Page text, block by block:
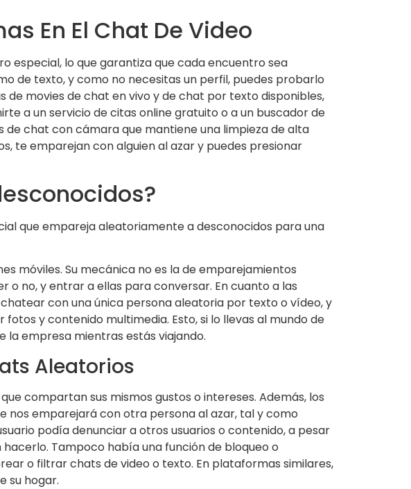
En El Chat De Video
especial, lo que garantiza que cada encuentro sea
de texto, y como no necesitas un perfil, puedes probarlo
de movies de chat en vivo y de chat por texto disponibles,
a un servicio de citas online gratuito o a un buscador de
de chat con cámara que mantiene una limpieza de alta
te emparejan con alguien al azar y puedes presionar
que empareja aleatoriamente a desconocidos para una
móviles. Su mecánica no es la de emparejamientos
o no, y entrar a ellas para conversar. En cuanto a las
con una única persona aleatoria por texto o vídeo, y
y contenido multimedia. Esto, si lo llevas al mundo de
la empresa mientras estás viajando.
Aleatorios
compartan sus mismos gustos o intereses. Además, los
nos emparejará con otra persona al azar, tal y como
podía denunciar a otros usuarios o contenido, a pesar
Tampoco había una función de bloqueo o
o filtrar chats de video o texto. En plataformas similares,
su hogar.